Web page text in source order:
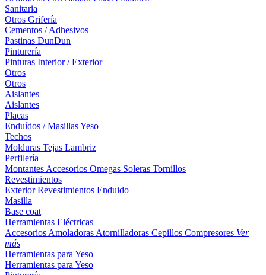
Sanitaria
Otros Grifería
Cementos / Adhesivos
Pastinas DunDun
Pinturería
Pinturas Interior / Exterior
Otros
Otros
Aislantes
Aislantes
Placas
Enduídos / MasillasYeso
Techos
Molduras Tejas Lambriz
Perfilería
Montantes Accesorios Omegas Soleras Tornillos
Revestimientos
ExteriorRevestimientos Enduido
Masilla
Base coat
Herramientas Eléctricas
Accesorios Amoladoras Atornilladoras Cepillos Compresores Ver
más
Herramientas para Yeso
Herramientas para Yeso